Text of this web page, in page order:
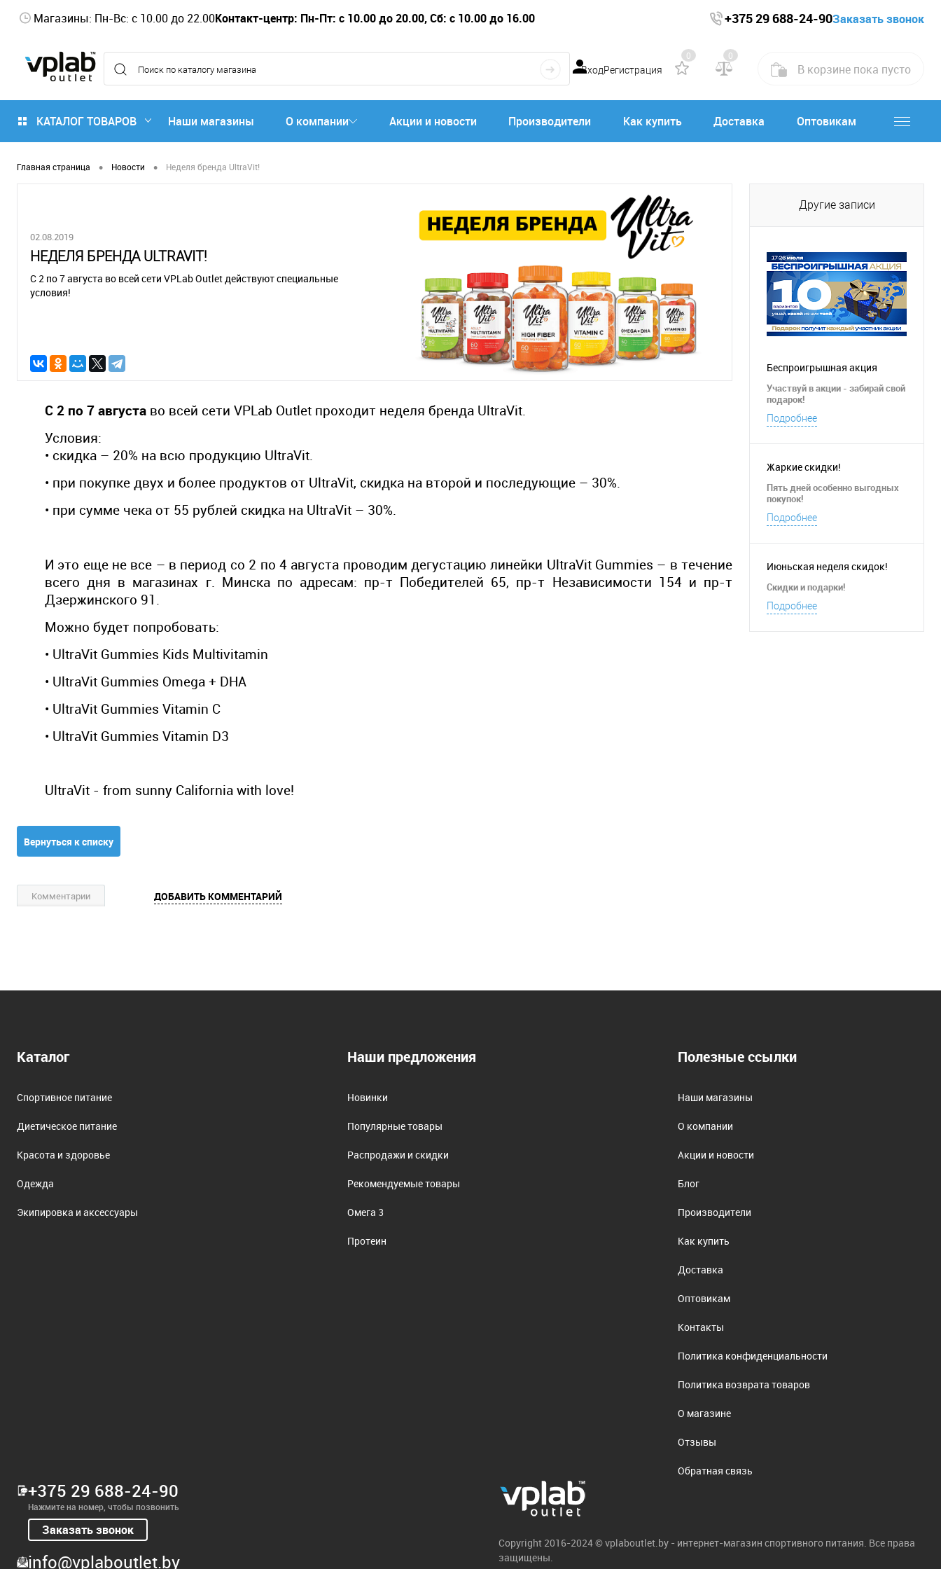
Магазины: Пн-Вс: с 10.00 до 22.00Контакт-центр: Пн-Пт: с 10.00 до 20.00, Сб: с 10.00 до 16.00 +375 29 688-24-90Заказать звонок
ВходРегистрация
0 0
В корзине пока пусто
КАТАЛОГ ТОВАРОВ Наши магазины О компании Акции и новости Производители Как купить Доставка Оптовикам
Главная страница • Новости • Неделя бренда UltraVit!
02.08.2019
НЕДЕЛЯ БРЕНДА ULTRAVIT!
С 2 по 7 августа во всей сети VPLab Outlet действуют специальные
условия!
С 2 по 7 августа во всей сети VPLab Outlet проходит неделя бренда UltraVit.
Условия:
• cкидка – 20% на всю продукцию UltraVit.
• при покупке двух и более продуктов от UltraVit, скидка на второй и последующие – 30%.
• при сумме чека от 55 рублей скидка на UltraVit – 30%.
И это еще не все – в период со 2 по 4 августа проводим дегустацию линейки UltraVit Gummies – в течение
всего дня в магазинах г. Минска по адресам: пр-т Победителей 65, пр-т Независимости 154 и пр-т
Дзержинского 91.
Можно будет попробовать:
• UltraVit Gummies Kids Multivitamin
• UltraVit Gummies Omega + DHA
• UltraVit Gummies Vitamin C
• UltraVit Gummies Vitamin D3
UltraVit - from sunny California with love!
Вернуться к списку
Другие записи
Беспроигрышная акция
Участвуй в акции - забирай свой
подарок!
Подробнее
Жаркие скидки!
Пятьдней особенно выгодных
покупок!
Подробнее
Июньская неделя скидок!
Скидки и подарки!
Подробнее
Комментарии ДОБАВИТЬ КОММЕНТАРИЙ
Каталог
Спортивное питание
Диетическое питание
Красота и здоровье
Одежда
Экипировка и аксессуары
Наши предложения
Новинки
Популярные товары
Распродажи и скидки
Рекомендуемые товары
Омега 3
Протеин
Полезные ссылки
Наши магазины
О компании
Акции и новости
Блог
Производители
Как купить
Доставка
Оптовикам
Контакты
Политика конфиденциальности
Политика возврата товаров
О магазине
Отзывы
Обратная связь
+375 29 688-24-90
Нажмите на номер, чтобы позвонить
Заказать звонок
info@vplaboutlet.by
Copyright 2016-2024 © vplaboutlet.by - интернет-магазин спортивного питания. Все права
защищены.